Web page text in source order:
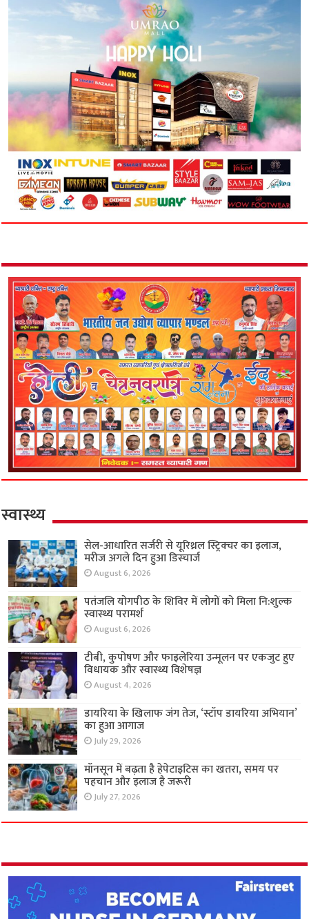
स्वास्थ्य
सेल-आधारित सर्जरी से यूरिथ्रल स्ट्रिक्चर का इलाज,
मरीज अगले दिन हुआ डिस्चार्ज
August 6, 2026
पतंजलि योगपीठ के शिविर में लोगों को मिला नि:शुल्क
स्वास्थ्य परामर्श
August 6, 2026
टीबी, कुपोषण और फाइलेरिया उन्मूलन पर एकजुट हुए
विधायक और स्वास्थ्य विशेषज्ञ
August 4, 2026
डायरिया के खिलाफ जंग तेज, ‘स्टॉप डायरिया अभियान’
का हुआ आगाज
July 29, 2026
मॉनसून में बढ़ता है हेपेटाइटिस का खतरा, समय पर
पहचान और इलाज है जरूरी
July 27, 2026